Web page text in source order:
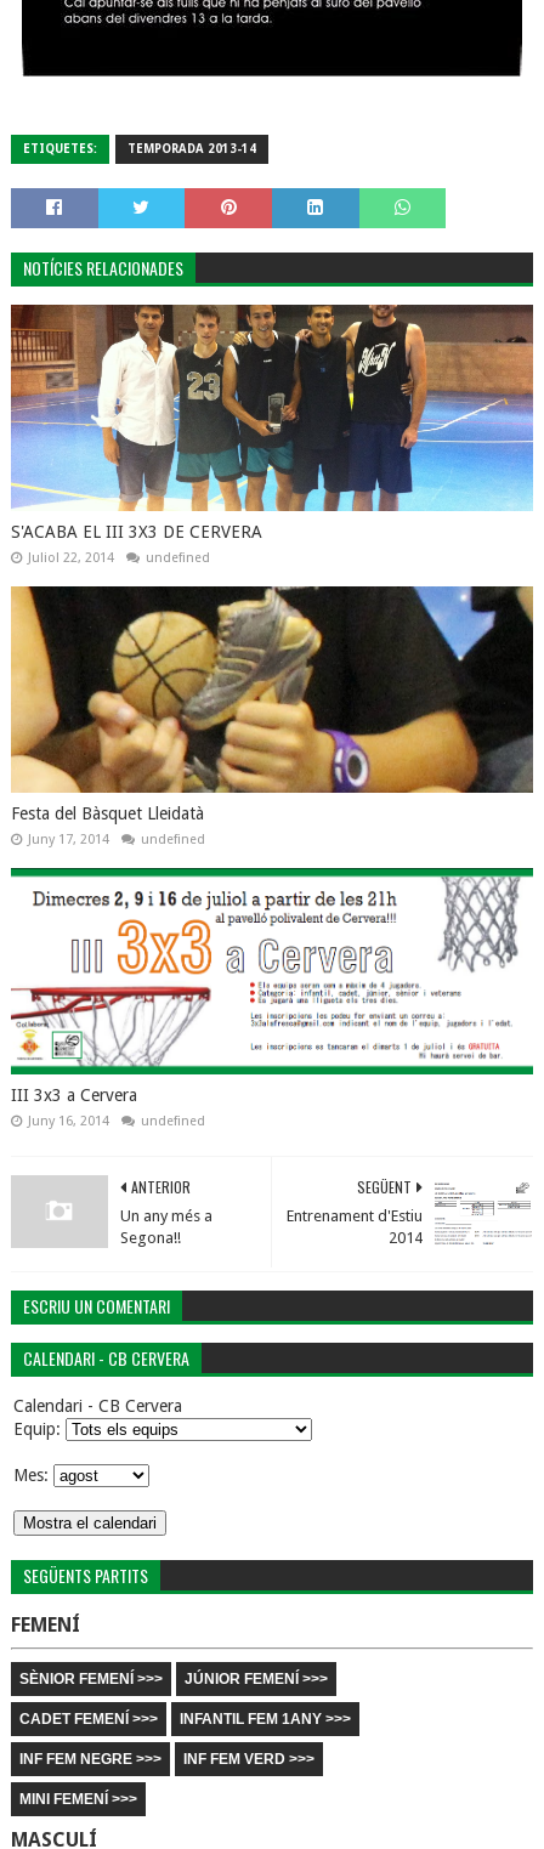
ETIQUETES: TEMPORADA 2013-14
NOTÍCIES RELACIONADES
S'ACABA EL III 3X3 DE CERVERA
Juliol 22, 2014 undefined
Festa del Bàsquet Lleidatà
Juny 17, 2014 undefined
III 3x3 a Cervera
Juny 16, 2014 undefined
SEGÜENT
Entrenament d'Estiu
2014
ANTERIOR
Un any més a
Segona!!
ESCRIU UN COMENTARI
CALENDARI - CB CERVERA
Calendari - CB Cervera
Equip:
Mes:
SEGÜENTS PARTITS
FEMENÍ
SÈNIOR FEMENÍ >>> JÚNIOR FEMENÍ >>>
CADET FEMENÍ >>> INFANTIL FEM 1ANY >>>
INF FEM NEGRE >>> INF FEM VERD >>>
MINI FEMENÍ >>>
MASCULÍ